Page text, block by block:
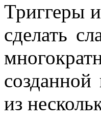
Триггеры
сделать
из